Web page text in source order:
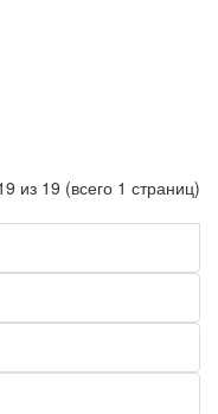
из 19 (всего 1 страниц)